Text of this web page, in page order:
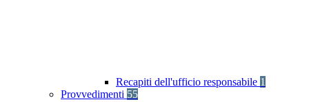
Recapiti dell'ufficio responsabile 1
Provvedimenti 55